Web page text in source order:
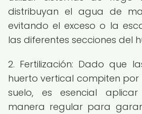
distribuyan el agua de
evitando el exceso o la
las diferentes secciones del
2. Fertilización: Dado que
huerto vertical compiten por
suelo, es esencial
manera regular para